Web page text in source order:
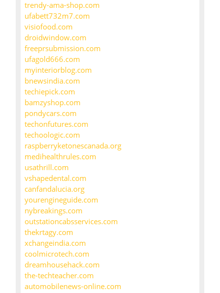
trendy-ama-shop.com
ufabett732m7.com
visiofood.com
droidwindow.com
freeprsubmission.com
ufagold666.com
myinteriorblog.com
bnewsindia.com
techiepick.com
bamzyshop.com
pondycars.com
techonfutures.com
techoologic.com
raspberryketonescanada.org
medihealthrules.com
usathrill.com
vshapedental.com
canfandalucia.org
yourengineguide.com
nybreakings.com
outstationcabsservices.com
thekrtagy.com
xchangeindia.com
coolmicrotech.com
dreamhousehack.com
the-techteacher.com
automobilenews-online.com